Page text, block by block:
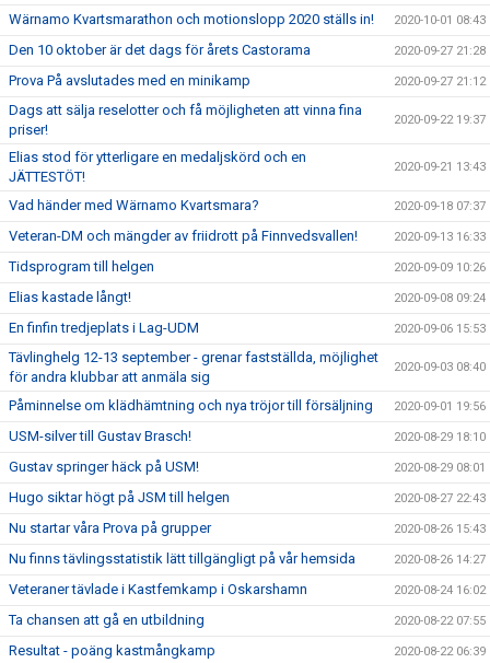
Wärnamo Kvartsmarathon och motionslopp 2020 ställs in! 2020-10-01 08:43
Den 10 oktober är det dags för årets Castorama 2020-09-27 21:28
Prova På avslutades med en minikamp 2020-09-27 21:12
Dags att sälja reselotter och få möjligheten att vinna fina
priser!
2020-09-22 19:37
Elias stod för ytterligare en medaljskörd och en
JÄTTESTÖT!
2020-09-21 13:43
Vad händer med Wärnamo Kvartsmara? 2020-09-18 07:37
Veteran-DM och mängder av friidrott på Finnvedsvallen! 2020-09-13 16:33
Tidsprogram till helgen 2020-09-09 10:26
Elias kastade långt! 2020-09-08 09:24
En finfin tredjeplats i Lag-UDM 2020-09-06 15:53
Tävlinghelg 12-13 september - grenar fastställda, möjlighet
för andra klubbar att anmäla sig
2020-09-03 08:40
Påminnelse om klädhämtning och nya tröjor till försäljning 2020-09-01 19:56
USM-silver till Gustav Brasch! 2020-08-29 18:10
Gustav springer häck på USM! 2020-08-29 08:01
Hugo siktar högt på JSM till helgen 2020-08-27 22:43
Nu startar våra Prova på grupper 2020-08-26 15:43
Nu finns tävlingsstatistik lätt tillgängligt på vår hemsida 2020-08-26 14:27
Veteraner tävlade i Kastfemkamp i Oskarshamn 2020-08-24 16:02
Ta chansen att gå en utbildning 2020-08-22 07:55
Resultat - poäng kastmångkamp 2020-08-22 06:39